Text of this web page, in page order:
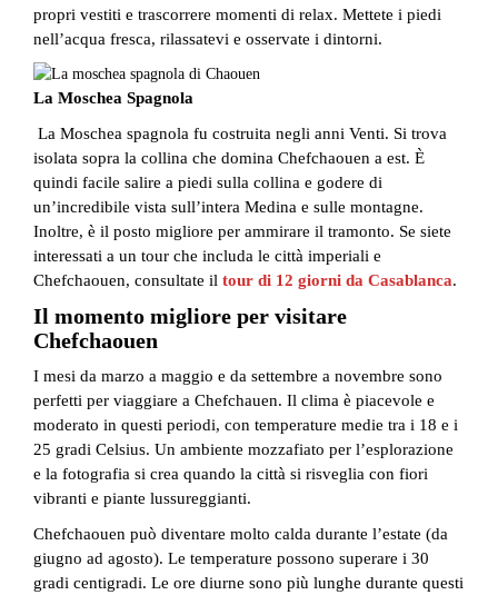
propri vestiti e trascorrere momenti di relax. Mettete i piedi
nell’acqua fresca, rilassatevi e osservate i dintorni.
La Moschea Spagnola
La Moschea spagnola fu costruita negli anni Venti. Si trova
isolata sopra la collina che domina Chefchaouen a est. È
quindi facile salire a piedi sulla collina e godere di
un’incredibile vista sull’intera Medina e sulle montagne.
Inoltre, è il posto migliore per ammirare il tramonto. Se siete
interessati a un tour che includa le città imperiali e
Chefchaouen, consultate il tour di 12 giorni da Casablanca.
Il momento migliore per visitare
Chefchaouen
I mesi da marzo a maggio e da settembre a novembre sono
perfetti per viaggiare a Chefchauen. Il clima è piacevole e
moderato in questi periodi, con temperature medie tra i 18 e i
25 gradi Celsius. Un ambiente mozzafiato per l’esplorazione
e la fotografia si crea quando la città si risveglia con fiori
vibranti e piante lussureggianti.
Chefchaouen può diventare molto calda durante l’estate (da
giugno ad agosto). Le temperature possono superare i 30
gradi centigradi. Le ore diurne sono più lunghe durante questi